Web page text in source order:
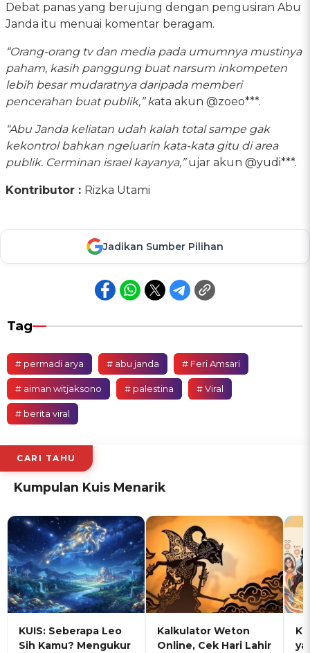
Debat panas yang berujung dengan pengusiran Abu
Janda itu menuai komentar beragam.
“Orang-orang tv dan media pada umumnya mustinya
paham, kasih panggung buat narsum inkompeten
lebih besar mudaratnya daripada memberi
pencerahan buat publik,” kata akun @zoeo***.
“Abu Janda keliatan udah kalah total sampe gak
kekontrol bahkan ngeluarin kata-kata gitu di area
publik. Cerminan israel kayanya,”ujar akun @yudi***.
Kontributor : Rizka Utami
Jadikan Sumber Pilihan
Tag
# permadi arya # abu janda # Feri Amsari
# aiman witjaksono # palestina # Viral
# berita viral
CARI TAHU
Kumpulan Kuis Menarik
KUIS: Seberapa Leo
Sih Kamu? Mengukur
Kalkulator Weton
Online, Cek Hari Lahir